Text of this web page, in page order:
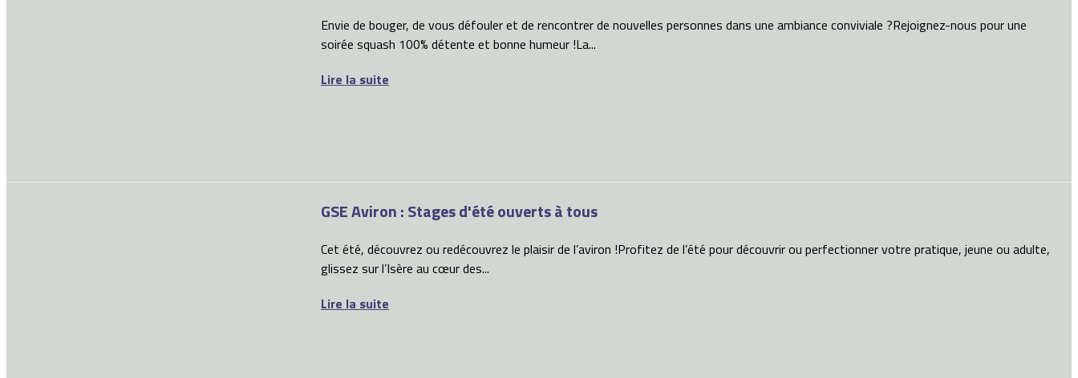
Envie de bouger, de vous défouler et de rencontrer de nouvelles personnes dans une ambiance conviviale ?Rejoignez-nous pour une
soirée squash 100% détente et bonne humeur !La...
Lire la suite
GSE Aviron : Stages d'été ouverts à tous
Cet été, découvrez ou redécouvrez le plaisir de l’aviron !Profitez de l’été pour découvrir ou perfectionner votre pratique, jeune ou adulte,
glissez sur l’Isère au cœur des...
Lire la suite